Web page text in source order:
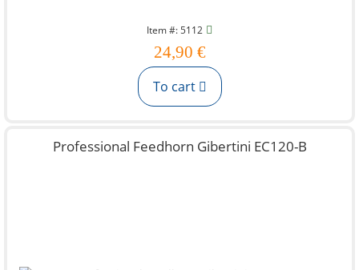
Item #: 5112
24,90 €
To cart
Professional Feedhorn Gibertini EC120-B